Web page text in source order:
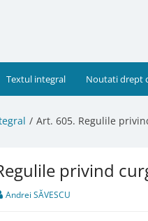
Textul integral Noutati drept
Art. 605. Regulile
privind
Andrei SĂVESCU